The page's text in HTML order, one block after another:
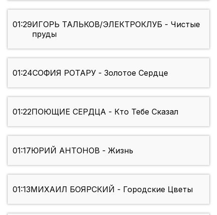
01:29ИГОРЬ ТАЛЬКОВ/ЭЛЕКТРОКЛУБ - Чистые
пруды
01:24СОФИЯ РОТАРУ - Золотое Сердце
01:22ПОЮЩИЕ СЕРДЦА - Кто Тебе Сказал
01:17ЮРИЙ АНТОНОВ - Жизнь
01:13МИХАИЛ БОЯРСКИЙ - Городские Цветы